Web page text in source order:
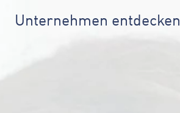
Unternehmen entdecken